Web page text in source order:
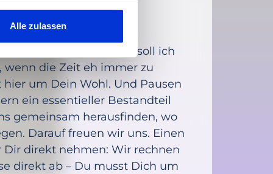
Alle zulassen
Blick denkt man, wo soll ich
wenn die Zeit eh immer zu
um Dein Wohl. Und Pausen
ein essentieller Bestandteil
gemeinsam herausfinden, wo
Darauf freuen wir uns. Einen
Dir direkt nehmen: Wir rechnen
direkt ab – Du musst Dich um